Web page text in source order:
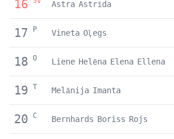
16 Astra Astrīda
17 P Vineta Oļegs
18 O Liene Helēna Elena Ellena
19 T Melānija Imanta
20 C Bernhards Boriss Rojs